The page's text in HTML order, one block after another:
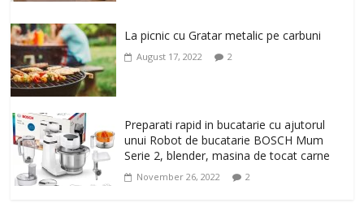
La picnic cu Gratar metalic pe carbuni
August 17, 2022 2
Preparati rapid in bucatarie cu ajutorul
unui Robot de bucatarie BOSCH Mum
Serie 2, blender, masina de tocat carne
November 26, 2022 2